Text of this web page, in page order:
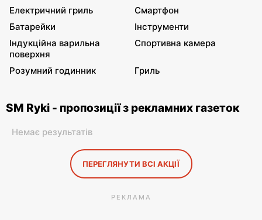
Електричний гриль
Смартфон
Батарейки
Інструменти
Індукційна варильна
поверхня
Спортивна камера
Розумний годинник Гриль
SM Ryki - пропозиції з рекламних газеток
Немає результатів
ПЕРЕГЛЯНУТИ ВСІ АКЦІЇ
РЕКЛАМА